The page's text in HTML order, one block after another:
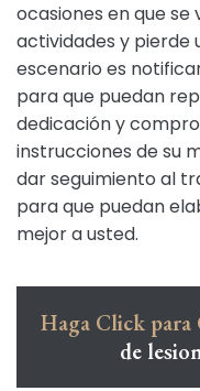
ocasiones en que
actividades y pierde
escenario es
para que puedan
dedicación y
instrucciones de su
dar seguimiento al
para que puedan
mejor a usted.
Haga Click
de